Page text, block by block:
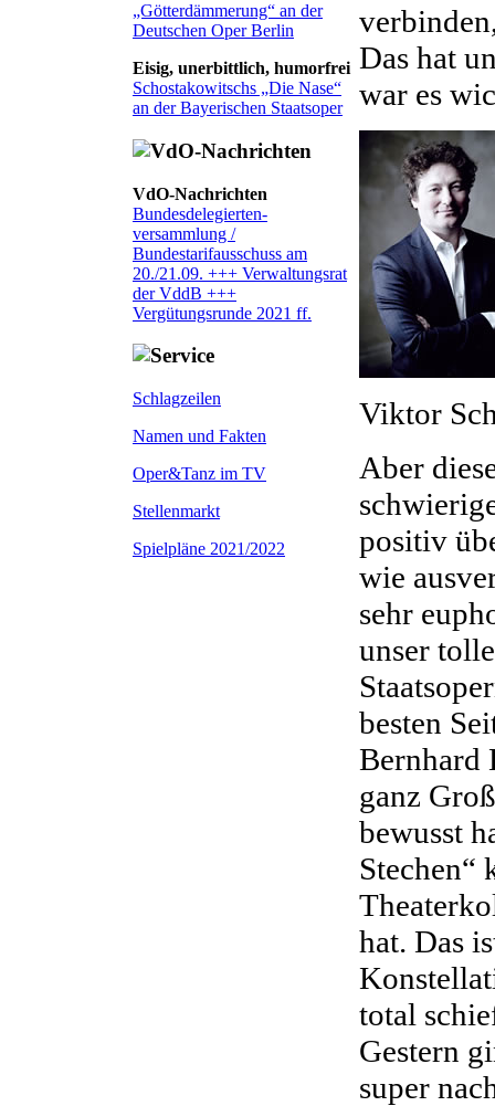
„Götterdämmerung“ an der
Deutschen Oper Berlin
Eisig, unerbittlich, humorfrei
Schostakowitschs „Die Nase“
an der Bayerischen Staatsoper
VdO-Nachrichten
Bundesdelegierten-
versammlung /
Bundestarifausschuss am
20./21.09. +++ Verwaltungsrat
der VddB +++
Vergütungsrunde 2021 ff.
Schlagzeilen
Namen und Fakten
Oper&Tanz im TV
Stellenmarkt
Spielpläne 2021/2022
Das hat
war es
Viktor
Aber
positiv
wie
sehr
unser
besten
Bernhard
ganz
bewusst
Stechen“
hat. Das
total
Gestern
super